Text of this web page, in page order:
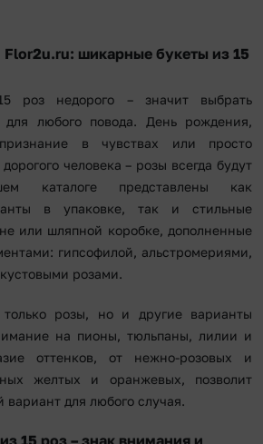
Flor2u.ru: шикарные букеты из 15
роз недорого – значит выбрать
для любого повода. День рождения,
в чувствах или просто
человека – розы всегда будут
каталоге представлены как
в упаковке, так и стильные
или шляпной коробке, дополненные
гипсофилой, альстромериями,
розами.
розы, но и другие варианты
на пионы, тюльпаны, лилии и
оттенков, от нежно-розовых и
желтых и оранжевых, позволит
вариант для любого случая.